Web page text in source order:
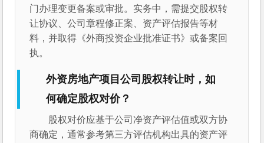
门办理变更备案或审批。实务中，需提交股权转
让协议、公司章程修正案、资产评估报告等材
料，并取得《外商投资企业批准证书》或备案回
执。
外资房地产项目公司股权转让时，如
何确定股权对价？
股权对价应基于公司净资产评估值或双方协
商确定，通常参考第三方评估机构出具的资产评